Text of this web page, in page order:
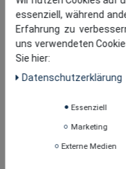
essenziell, während
Erfahrung zu
uns verwendeten
Sie hier:
Daten­schutz­erklärung
Essenziell
Marketing
Externe Medien